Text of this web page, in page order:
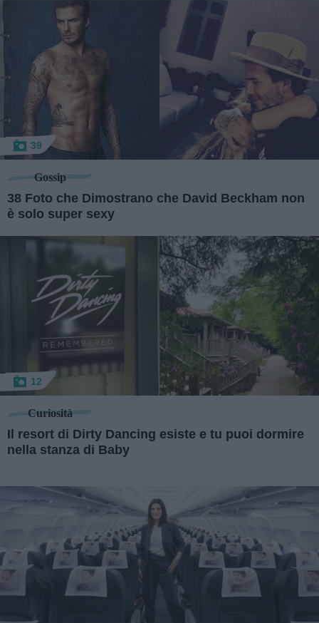
39
Gossip
38 Foto che Dimostrano che David Beckham non
è solo super sexy
12
Curiosità
Il resort di Dirty Dancing esiste e tu puoi dormire
nella stanza di Baby